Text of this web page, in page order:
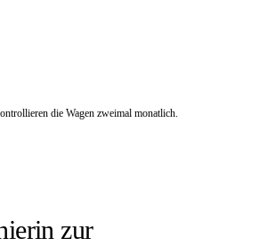
die Wagen zweimal monatlich.
zur